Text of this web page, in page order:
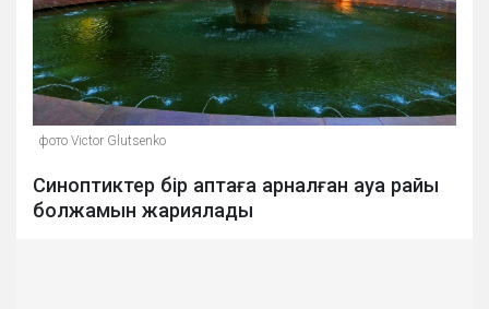
фото Victor Glutsenko
Синоптиктер бір аптаға арналған ауа райы
болжамын жариялады